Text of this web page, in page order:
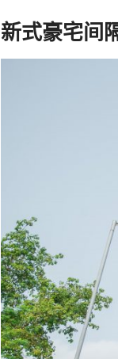
新式豪宅间